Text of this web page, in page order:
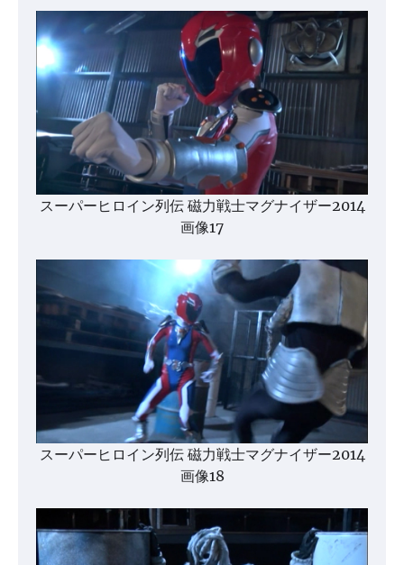
スーパーヒロイン列伝 磁力戦士マグナイザー2014
画像17
スーパーヒロイン列伝 磁力戦士マグナイザー2014
画像18